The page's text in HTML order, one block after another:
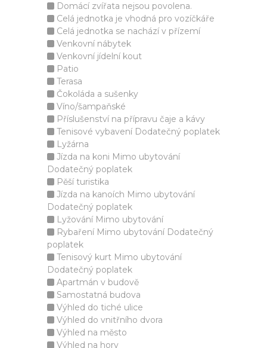
Domácí zvířata nejsou povolena.
Celá jednotka je vhodná pro vozíčkáře
Celá jednotka se nachází v přízemí
Venkovní nábytek
Venkovní jídelní kout
Patio
Terasa
Čokoláda a sušenky
Víno/šampaňské
Příslušenství na přípravu čaje a kávy
Tenisové vybavení Dodatečný poplatek
Lyžárna
Jízda na koni Mimo ubytování
Dodatečný poplatek
Pěší turistika
Jízda na kanoích Mimo ubytování
Dodatečný poplatek
Lyžování Mimo ubytování
Rybaření Mimo ubytování Dodatečný
poplatek
Tenisový kurt Mimo ubytování
Dodatečný poplatek
Apartmán v budově
Samostatná budova
Výhled do tiché ulice
Výhled do vnitřního dvora
Výhled na město
Výhled na hory